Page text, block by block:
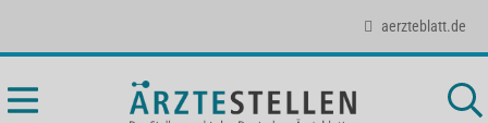
aerzteblatt.de